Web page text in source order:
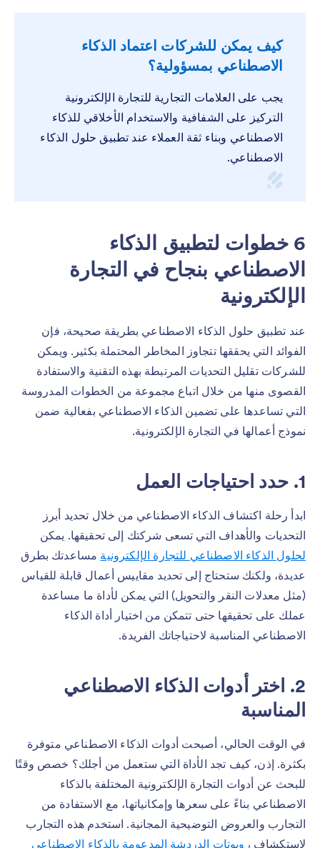
كيف يمكن للشركات اعتماد الذكاء
الاصطناعي بمسؤولية؟
يجب على العلامات التجارية للتجارة الإلكترونية
التركيز على الشفافية والاستخدام الأخلاقي للذكاء
الاصطناعي وبناء ثقة العملاء عند تطبيق حلول الذكاء
الاصطناعي.
6 خطوات لتطبيق الذكاء
الاصطناعي بنجاح في التجارة
الإلكترونية
عند تطبيق حلول الذكاء الاصطناعي بطريقة صحيحة، فإن
الفوائد التي يحققها تتجاوز المخاطر المحتملة بكثير. ويمكن
للشركات تقليل التحديات المرتبطة بهذه التقنية والاستفادة
القصوى منها من خلال اتباع مجموعة من الخطوات المدروسة
التي تساعدها على تضمين الذكاء الاصطناعي بفعالية ضمن
نموذج أعمالها في التجارة الإلكترونية.
1. حدد احتياجات العمل
ابدأ رحلة اكتشاف الذكاء الاصطناعي من خلال تحديد أبرز
التحديات والأهداف التي تسعى شركتك إلى تحقيقها. يمكن
لحلول الذكاء الاصطناعي للتجارة الإلكترونية مساعدتك بطرق
عديدة، ولكنك ستحتاج إلى تحديد مقاييس أعمال قابلة للقياس
(مثل معدلات النقر والتحويل) التي يمكن لأداة ما مساعدة
عملك على تحقيقها حتى تتمكن من اختيار أداة الذكاء
الاصطناعي المناسبة لاحتياجاتك الفريدة.
2. اختر أدوات الذكاء الاصطناعي
المناسبة
في الوقت الحالي، أصبحت أدوات الذكاء الاصطناعي متوفرة
بكثرة. إذن، كيف تجد الأداة التي ستعمل من أجلك؟ خصص وقتًا
للبحث عن أدوات التجارة الإلكترونية المختلفة بالذكاء
الاصطناعي بناءً على سعرها وإمكانياتها، مع الاستفادة من
التجارب والعروض التوضيحية المجانية. استخدم هذه التجارب
لاستكشاف روبوتات الدردشة المدعومة بالذكاء الاصطناعي